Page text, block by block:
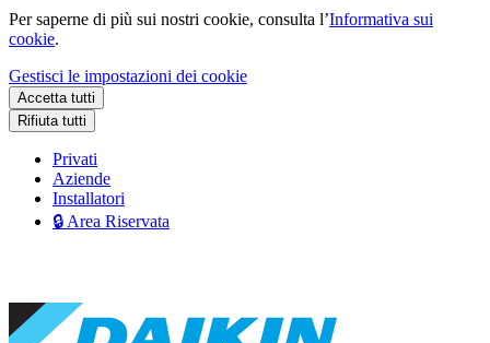
Per saperne di più sui nostri cookie, consulta l’Informativa sui
cookie.
Gestisci le impostazioni dei cookie
Accetta tutti
Rifiuta tutti
Privati
Aziende
Installatori
🔒 Area Riservata